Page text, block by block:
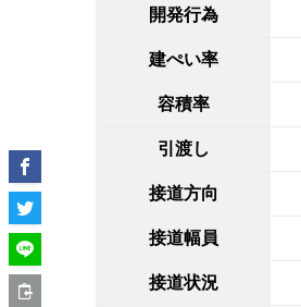
開発行為
建ぺい率
容積率
引渡し
接道方向
接道幅員
接道状況